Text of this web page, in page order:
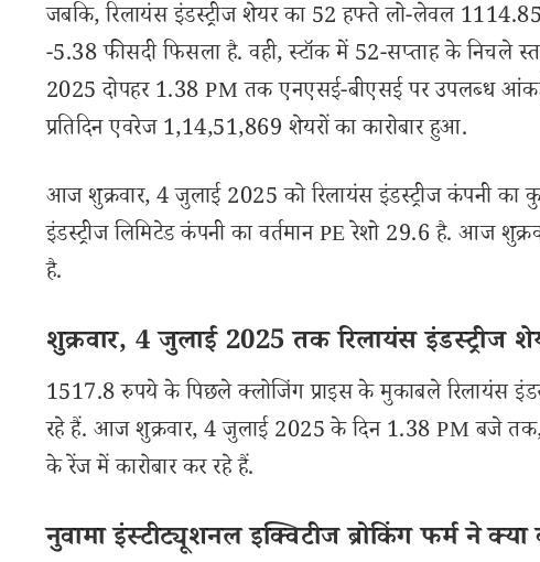
जबकि, रिलायंस इंडस्ट्रीज शेयर का 52 हफ्ते लो-लेवल
-5.38 फीसदी फिसला है. वही, स्टॉक में 52-सप्ताह के निचले
2025 दोपहर 1.38 PM तक एनएसई-बीएसई पर उपलब्ध
प्रतिदिन एवरेज 1,14,51,869 शेयरों का कारोबार हुआ.
आज शुक्रवार, 4 जुलाई 2025 को रिलायंस इंडस्ट्रीज कंपनी
इंडस्ट्रीज लिमिटेड कंपनी का वर्तमान PE रेशो 29.6 है. आज
है.
शुक्रवार, 4 जुलाई 2025 तक रिलायंस इंडस्ट्रीज
1517.8 रुपये के पिछले क्लोजिंग प्राइस के मुकाबले रिलायंस
रहे हैं. आज शुक्रवार, 4 जुलाई 2025 के दिन 1.38 PM बजे
के रेंज में कारोबार कर रहे हैं.
नुवामा इंस्टीट्यूशनल इक्विटीज ब्रोकिंग फर्म ने